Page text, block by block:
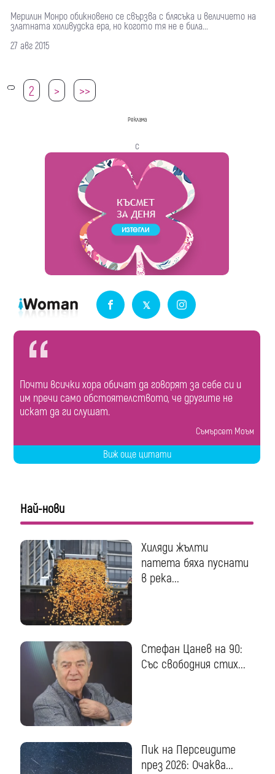
Мерилин Монро обикновено се свързва с блясъка и величието на
златната холивудска ера, но когото тя не е била...
27 авг 2015
1 2 > >>
Реклама
с
Почти всички хора обичат да говорят за себе си и
им пречи само обстоятелството, че другите не
искат да ги слушат.
Съмърсет Моъм
Виж още цитати
Най-нови
Хиляди жълти
патета бяха пуснати
в река...
Стефан Цанев на 90:
Със свободния стих...
Пик на Персеидите
през 2026: Очаква...